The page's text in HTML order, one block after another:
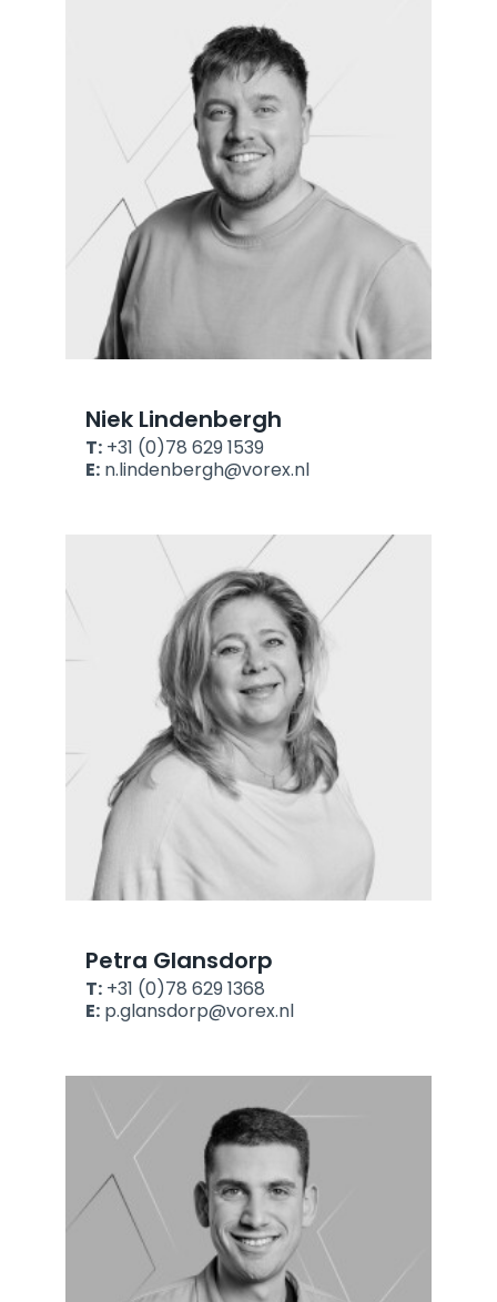
Niek Lindenbergh
T: +31 (0)78 629 1539
E: n.lindenbergh@vorex.nl
Petra Glansdorp
T: +31 (0)78 629 1368
E: p.glansdorp@vorex.nl